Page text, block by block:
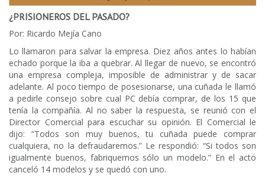
¿PRISIONEROS DEL PASADO?
Por: Ricardo Mejía Cano
Lo llamaron para salvar la empresa. Diez años antes lo habían
echado porque la iba a quebrar. Al llegar de nuevo, se encontró
una empresa compleja, imposible de administrar y de sacar
adelante. Al poco tiempo de posesionarse, una cuñada le llamó
a pedirle consejo sobre cual PC debía comprar, de los 15 que
tenía la compañía. Al no saber la respuesta, se reunió con el
Director Comercial para escuchar su opinión. El Comercial le
dijo: “Todos son muy buenos, tu cuñada puede comprar
cualquiera, no la defraudaremos.” Le respondió: “Si todos son
igualmente buenos, fabriquemos sólo un modelo.” En el acto
canceló 14 modelos y se quedó con uno.